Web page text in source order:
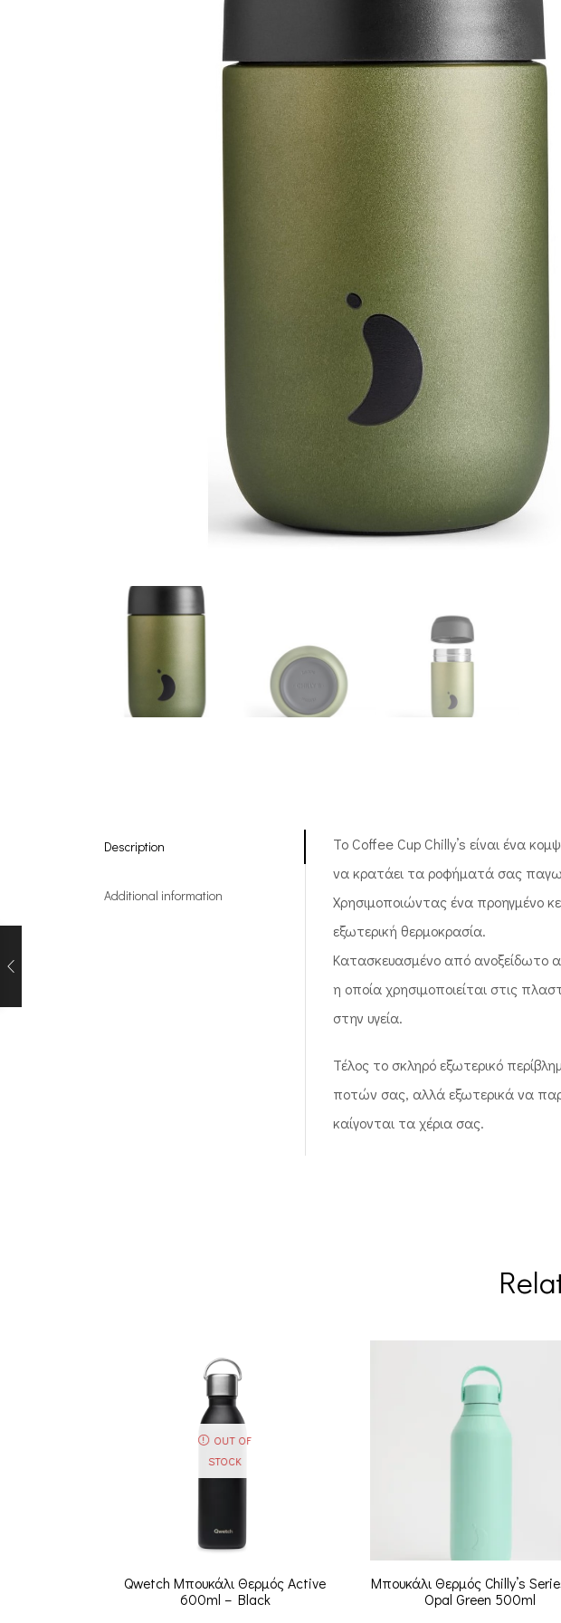
Description
Additional information
Το Coffee Cup Chilly’s είναι ένα
να κρατάει τα ροφήματά σας
Χρησιμοποιώντας ένα προηγμένο
εξωτερική θερμοκρασία.
Κατασκευασμένο από ανοξείδωτο
η οποία χρησιμοποιείται στις
στην υγεία.
Τέλος το σκληρό εξωτερικό
ποτών σας, αλλά εξωτερικά να
καίγονται τα χέρια σας.
OUT OF
STOCK
Qwetch Μπουκάλι Θερμός Active
600ml – Black
Μπουκάλι Θερμός Chilly’s
Opal Green 500ml